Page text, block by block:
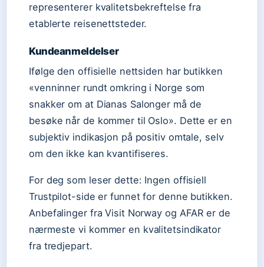
representerer kvalitetsbekreftelse fra
etablerte reisenettsteder.
Kundeanmeldelser
Ifølge den offisielle nettsiden har butikken
«venninner rundt omkring i Norge som
snakker om at Dianas Salonger må de
besøke når de kommer til Oslo». Dette er en
subjektiv indikasjon på positiv omtale, selv
om den ikke kan kvantifiseres.
For deg som leser dette: Ingen offisiell
Trustpilot-side er funnet for denne butikken.
Anbefalinger fra Visit Norway og AFAR er de
nærmeste vi kommer en kvalitetsindikator
fra tredjepart.